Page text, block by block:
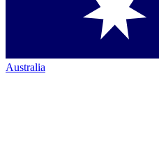
Australia